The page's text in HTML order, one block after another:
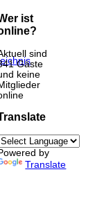
ist
sind
Gäste
keine
by
Translate